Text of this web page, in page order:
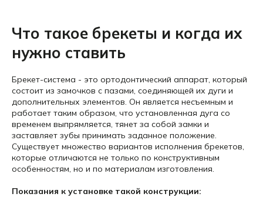
Что такое брекеты и когда их
нужно ставить
Брекет-система - это ортодонтический аппарат, который
состоит из замочков с пазами, соединяющей их дуги и
дополнительных элементов. Он является несъемным и
работает таким образом, что установленная дуга со
временем выпрямляется, тянет за собой замки и
заставляет зубы принимать заданное положение.
Существует множество вариантов исполнения брекетов,
которые отличаются не только по конструктивным
особенностям, но и по материалам изготовления.
Показания к установке такой конструкции: